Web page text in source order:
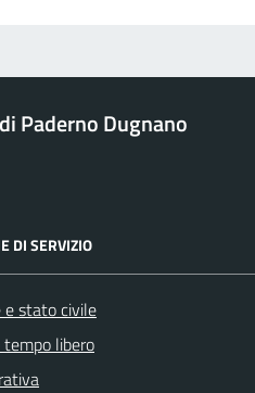
Paderno Dugnano
DI SERVIZIO
e stato civile
libero